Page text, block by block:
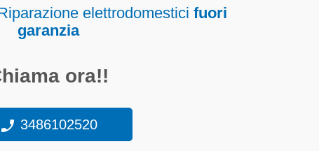
elettrodomestici fuori
garanzia
ora!!
3486102520